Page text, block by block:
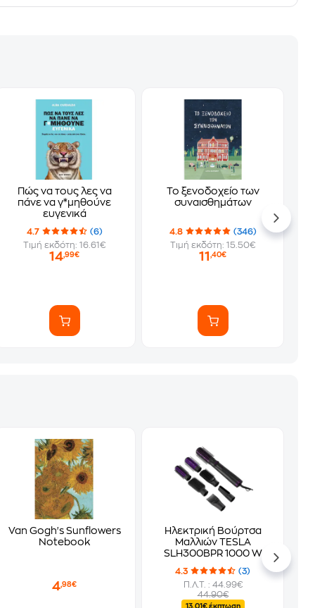
Πώς να τους λες να
πάνε να γ*μηθούνε
ευγενικά
4.7
(6)
Τιμή εκδότη: 16.61€
14,99€
Το ξενοδοχείο των
συναισθημάτων
4.8
(346)
Τιμή εκδότη: 15.50€
11,40€
Van Gogh's Sunflowers
Notebook
4,98€
Ηλεκτρική Βούρτσα
Μαλλιών TESLA
SLH300BPR 1000 W
Μαύρο
4.3
(3)
Π.Λ.Τ. : 44.99€
44.90€
13.01€ έκπτωση